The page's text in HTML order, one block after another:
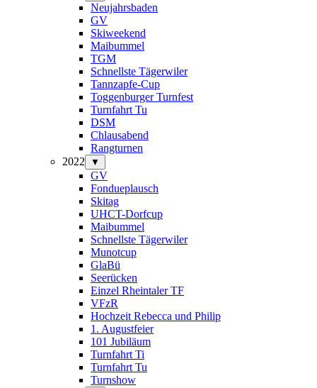
Neujahrsbaden
GV
Skiweekend
Maibummel
TGM
Schnellste Tägerwiler
Tannzapfe-Cup
Toggenburger Turnfest
Turnfahrt Tu
DSM
Chlausabend
Rangturnen
2022
▼
GV
Fondueplausch
Skitag
UHCT-Dorfcup
Maibummel
Schnellste Tägerwiler
Munotcup
GlaBü
Seerücken
Einzel Rheintaler TF
VFzR
Hochzeit Rebecca und Philip
1. Augustfeier
101 Jubiläum
Turnfahrt Ti
Turnfahrt Tu
Turnshow